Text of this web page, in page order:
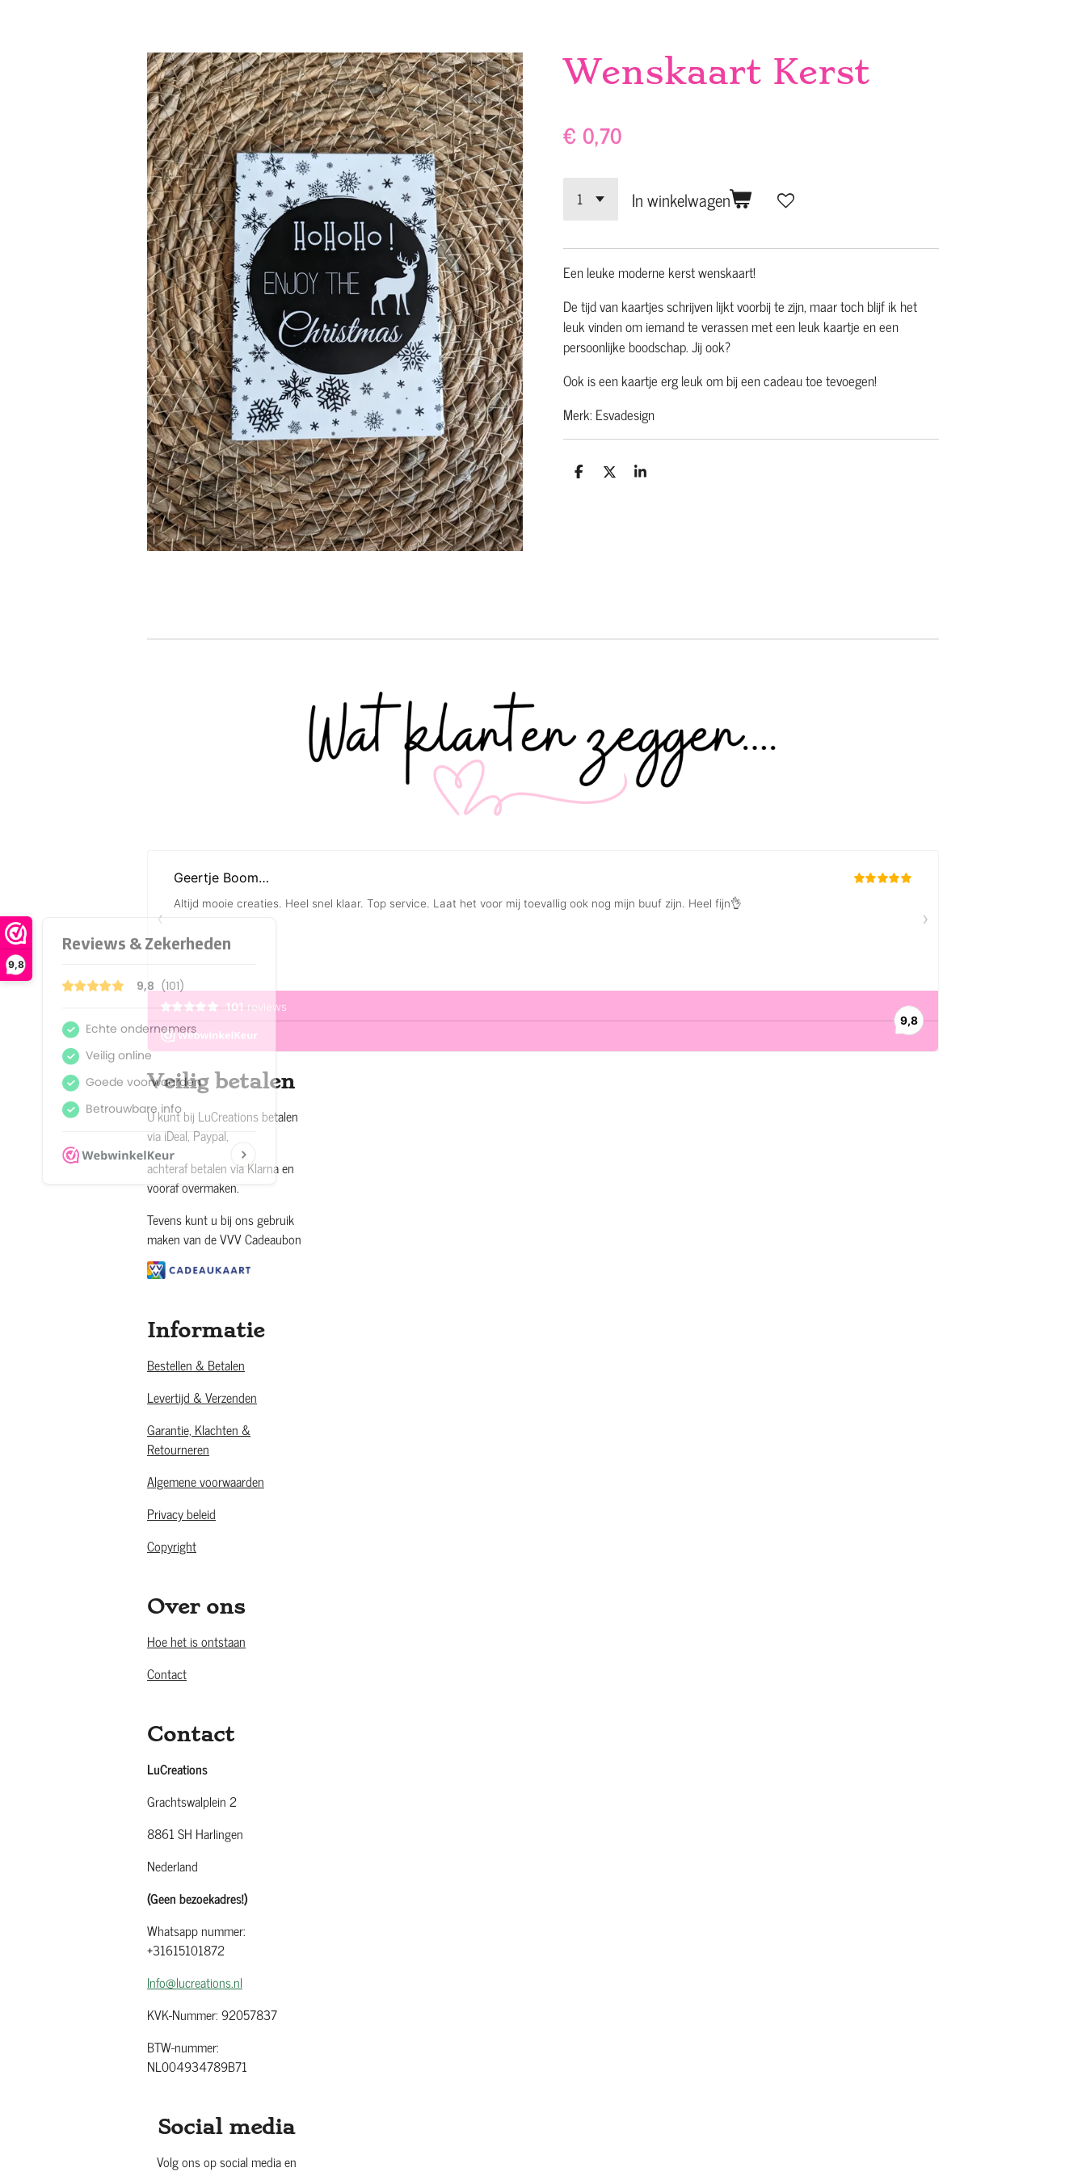
9,8
Wenskaart Kerst
€ 0,70
In winkelwagen
Een leuke moderne kerst wenskaart!
De tijd van kaartjes schrijven lijkt voorbij te zijn, maar toch blijf ik het
leuk vinden om iemand te verassen met een leuk kaartje en een
persoonlijke boodschap. Jij ook?
Ook is een kaartje erg leuk om bij een cadeau toe tevoegen!
Merk: Esvadesign
D D S
Veilig betalen
U kunt bij LuCreations betalen
via iDeal, Paypal,
achteraf betalen via Klarna en
vooraf overmaken.
Tevens kunt u bij ons gebruik
maken van de VVV Cadeaubon
Informatie
Bestellen & Betalen
Levertijd & Verzenden
Garantie, Klachten &
Retourneren
Algemene voorwaarden
Privacy beleid
Copyright
Over ons
Hoe het is ontstaan
Contact
Contact
LuCreations
Grachtswalplein 2
8861 SH Harlingen
Nederland
(Geen bezoekadres!)
Whatsapp nummer:
+31615101872
Info@lucreations.nl
KVK-Nummer: 92057837
BTW-nummer:
NL004934789B71
Social media
Volg ons op social media en